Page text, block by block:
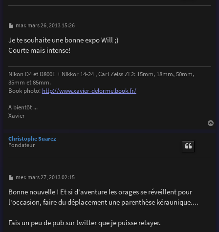
M
s
s
a
mar. mars 26, 2013 15:26
Je te souhaite une bonne expo Will ;)
Courte mais intense!
Nikon D4 et D800E + Nikkor 14-24 , Carl Zeiss ZF2: 15mm, 18mm, 50mm,
35mm et 85mm.
Book photo: http://www.xavier-delorme.book.fr/
A bientôt ...
Xavier
Christophe Suarez
Fondateur
M
s
s
a
mer. mars 27, 2013 02:15
Bonne nouvelle ! Et si d'aventure les orages se réveillent pour
l'occasion, faire du déplacement une parenthèse kéraunique....
Fais un peu de pub sur twitter que je puisse relayer.